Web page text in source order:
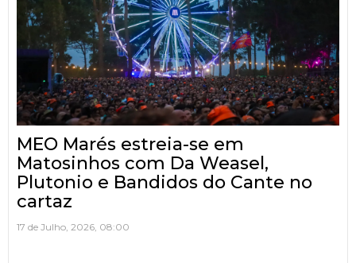
MEO Marés estreia-se em
Matosinhos com Da Weasel,
Plutonio e Bandidos do Cante no
cartaz
17 de Julho, 2026, 08:00